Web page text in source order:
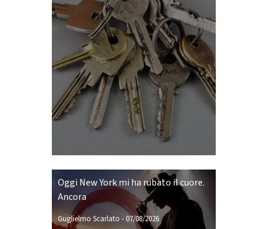
Oggi New York mi ha rubato il cuore.
Ancora
Guglielmo Scarlato -07/08/2026